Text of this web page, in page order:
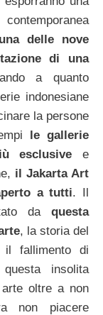
delle nove
di una
a quanto
indonesiane
la persone
le gallerie
esclusive e
il Jakarta Art
a tutti. Il
da questa
, la storia del
il fallimento di
insolita
oltre a non
non piacere